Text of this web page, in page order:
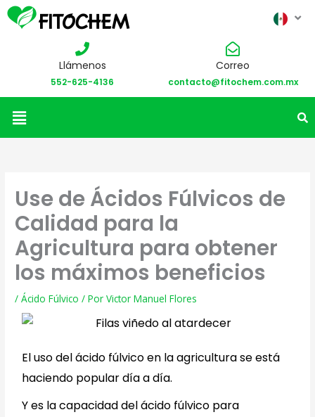
Llámenos
552-625-4136
Correo
contacto@fitochem.com.mx
Menú
Use de Ácidos Fúlvicos de
Calidad para la
Agricultura para obtener
los máximos beneficios
/Ácido Fúlvico / PorVictor Manuel Flores
El uso del ácido fúlvico en la agricultura se está
haciendo popular día a día.
Y es la capacidad del ácido fúlvico para